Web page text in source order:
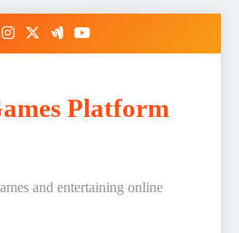
Platform
and entertaining online